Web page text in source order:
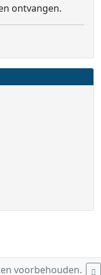
ontvangen.
voorbehouden.